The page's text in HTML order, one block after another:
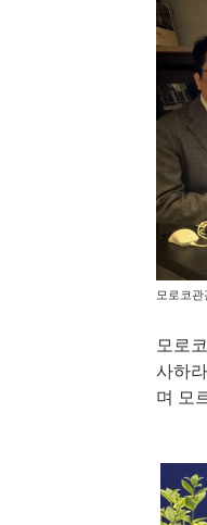
모로코
모로
사하
며 모